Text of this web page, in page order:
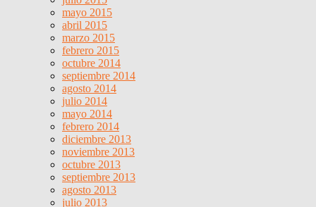
mayo 2015
abril 2015
marzo 2015
febrero 2015
octubre 2014
septiembre 2014
agosto 2014
julio 2014
mayo 2014
febrero 2014
diciembre 2013
noviembre 2013
octubre 2013
septiembre 2013
agosto 2013
julio 2013